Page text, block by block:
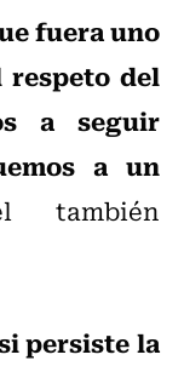
fuera uno
respeto del
a seguir
a un
también
persiste la